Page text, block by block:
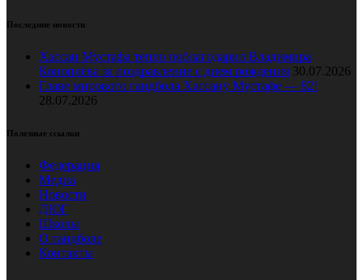
Последние новости
Хассан Мустафа тепло поблагодарил Владимира
Коноплёва за поздравление с днем рождения 30.07.2026
Главе мирового гандбола Хассану Мустафе — 82!
28.07.2026
Полезные ссылки
Федерация
Медиа
Новости
ДЮГ
Школы
О гандболе
Контакты